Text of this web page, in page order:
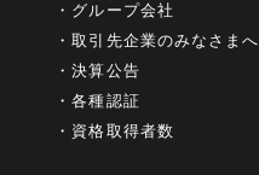
グループ会社
取引先企業のみなさまへ
決算公告
各種認証
資格取得者数